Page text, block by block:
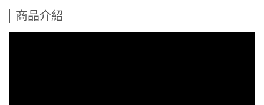
商品介紹